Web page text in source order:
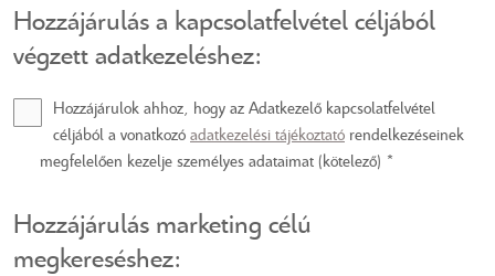
Hozzájárulás a kapcsolatfelvétel céljából
végzett adatkezeléshez:
Hozzájárulok ahhoz, hogy az Adatkezelő kapcsolatfelvétel
céljából a vonatkozó adatkezelési tájékoztató rendelkezéseinek
megfelelően kezelje személyes adataimat (kötelező) *
Hozzájárulás marketing célú
megkereséshez: